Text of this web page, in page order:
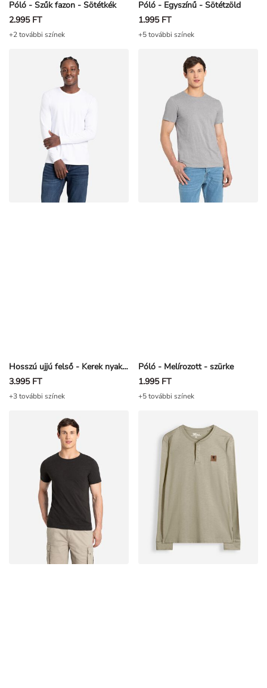
Póló - Szűk fazon - Sötétkék
2.995 FT
+2 további színek
Póló - Egyszínű - Sötétzöld
1.995 FT
+5 további színek
Hosszú ujjú felső - Kerek nyakkivágás - feher
3.995 FT
+3 további színek
Póló - Melírozott - szürke
1.995 FT
+5 további színek